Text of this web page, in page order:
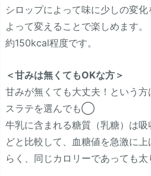
シロップによって味に少しの変
よって変えることで楽しめます。
約150kcal程度です。
＜甘みは無くてもOKな方＞
甘みが無くても大丈夫！という
スラテを選んでも◯
牛乳に含まれる糖質（乳糖）は
どと比較して、血糖値を急激に
らく、同じカロリーであっても太